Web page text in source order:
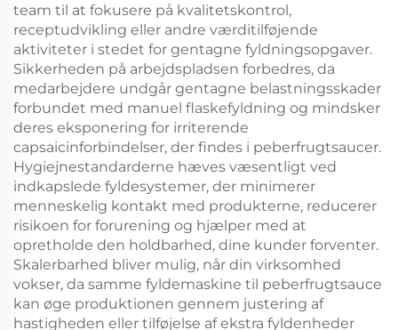
team til at fokusere på kvalitetskontrol,
receptudvikling eller andre værditilføjende
aktiviteter i stedet for gentagne fyldningsopgaver.
Sikkerheden på arbejdspladsen forbedres, da
medarbejdere undgår gentagne belastningsskader
forbundet med manuel flaskefyldning og mindsker
deres eksponering for irriterende
capsaicinforbindelser, der findes i peberfrugtsaucer.
Hygiejnestandarderne hæves væsentligt ved
indkapslede fyldesystemer, der minimerer
menneskelig kontakt med produkterne, reducerer
risikoen for forurening og hjælper med at
opretholde den holdbarhed, dine kunder forventer.
Skalerbarhed bliver mulig, når din virksomhed
vokser, da samme fyldemaskine til peberfrugtsauce
kan øge produktionen gennem justering af
hastigheden eller tilføjelse af ekstra fyldenheder